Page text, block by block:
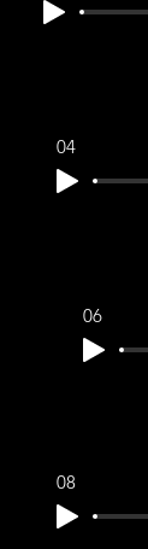
04
06
08